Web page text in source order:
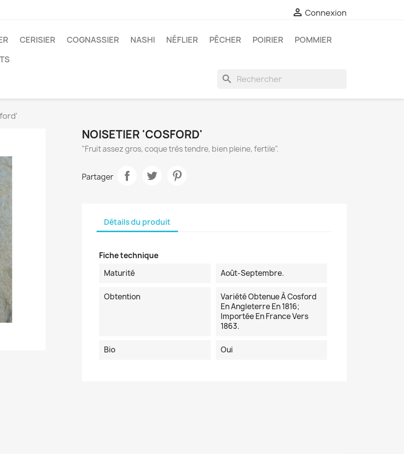
 Connexion
CERISIER COGNASSIER NASHI NÉFLIER PÊCHER POIRIER
POMMIER
search
NOISETIER 'COSFORD'
"Fruit assez gros, coque très tendre, bien pleine, fertile".
Partager
Détails du produit
Fiche technique
Maturité
Août-Septembre.
Obtention
Variété Obtenue À Cosford
En Angleterre En 1816;
Importée En France Vers
1863.
Bio Oui